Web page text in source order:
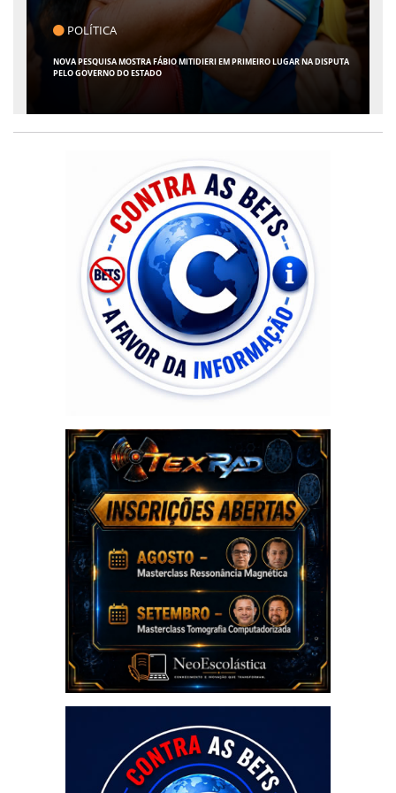
POLÍTICA
REAL TIME BIG DATA: FÁBIO MITIDIERI CAI 13 PONTOS, ENQUANTO VALMIR
CRESCE E ALCANÇA EMPATE TÉCNICO